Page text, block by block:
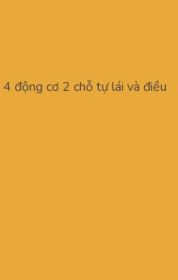
động cơ 2 chỗ tự lái và điều